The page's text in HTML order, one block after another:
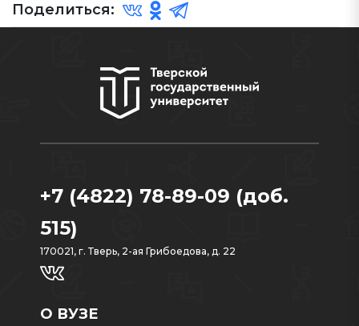
Поделиться:
+7 (4822) 78-89-09 (доб.
515)
170021, г. Тверь, 2-ая Грибоедова, д. 22
О ВУЗЕ